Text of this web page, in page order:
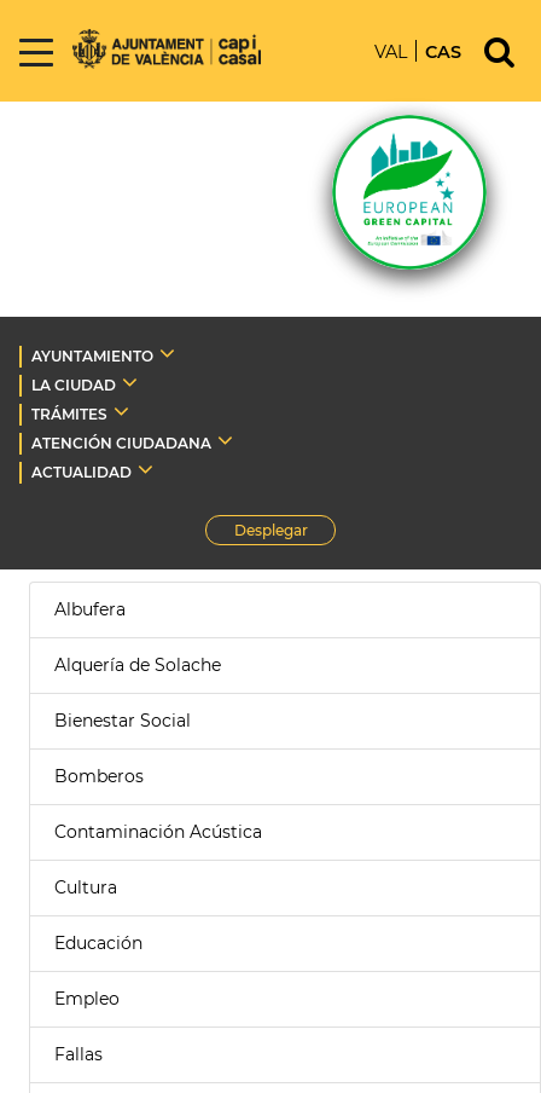
VAL CAS
AYUNTAMIENTO
LA CIUDAD
TRÁMITES
ATENCIÓN CIUDADANA
ACTUALIDAD
Desplegar
Albufera
Alquería de Solache
Bienestar Social
Bomberos
Contaminación Acústica
Cultura
Educación
Empleo
Fallas